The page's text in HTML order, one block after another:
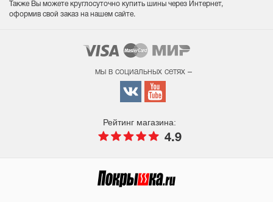
Также Вы можете круглосуточно купить шины через Интернет,
оформив свой заказ на нашем сайте.
мы в социальных сетях –
Рейтинг магазина:
4.9